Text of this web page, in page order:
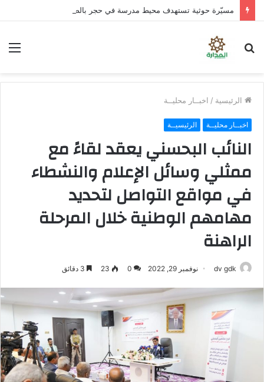
مسيّرة حوثية تستهدف محيط مدرسة في حجر بالضالع دون خسائر
الرئيسية / اخبــار محليــة
اخبــار محليــة الرئيسيــة
النائب البحسني يعقد لقاءً مع
ممثلي وسائل الإعلام والنشطاء
في مواقع التواصل لتحديد
مهامهم الوطنية خلال المرحلة
الراهنة
dv gdk نوفمبر 29, 2022 0
23